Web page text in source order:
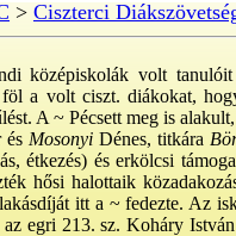
> Ciszterci
középiskolák volt
a volt ciszt. diákokat,
A ~ Pécsett meg is
ésMosonyiDénes, titkára
étkezés) és erkölcsi
hősi halottaik
itt a ~ fedezte. Az
egri 213. sz. Koháry